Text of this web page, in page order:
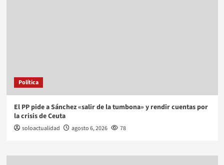
Política
El PP pide a Sánchez «salir de la tumbona» y rendir cuentas por
la crisis de Ceuta
soloactualidad agosto 6, 2026 78